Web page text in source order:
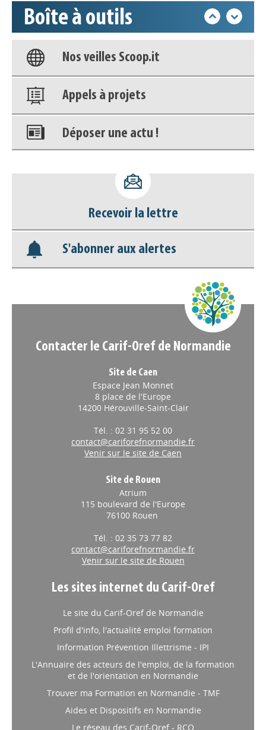
Boîte à outils
Base documentaire
Nos veilles Scoop.it
Appels à projets
Déposer une actu !
déconnecter)
Base documentaire
Nos veilles Scoop.it
Recevoir la lettre
S'abonner aux alertes
Contacter le Carif-Oref de Normandie
Site de Caen
Espace Jean Monnet
8 place de l'Europe
14200 Hérouville-Saint-Clair
Tél. : 02 31 95 52 00
contact@cariforefnormandie.fr
Venir sur le site de Caen
Site de Rouen
Atrium
115 boulevard de l'Europe
76100 Rouen
Tél. : 02 35 73 77 82
contact@cariforefnormandie.fr
Venir sur le site de Rouen
Les sites internet du Carif-Oref
Le site du Carif-Oref de Normandie
Profil d'info, l'actualité emploi formation
Information Prévention Illettrisme - IPI
L'Annuaire des acteurs de l'emploi, de la formation
et de l'orientation en Normandie
Trouver ma Formation en Normandie - TMF
Aides et Dispositifs en Normandie
Le réseau des Carif-Oref - RCO